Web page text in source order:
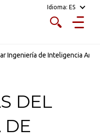
Idioma: ES
Ingeniería de Inteligencia
DEL
DE